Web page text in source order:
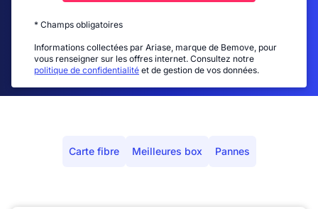
* Champs obligatoires
Informations collectées par Ariase, marque de Bemove, pour
vous renseigner sur les offres internet. Consultez notre
politique de confidentialité et de gestion de vos données.
Carte fibre Meilleures box Pannes